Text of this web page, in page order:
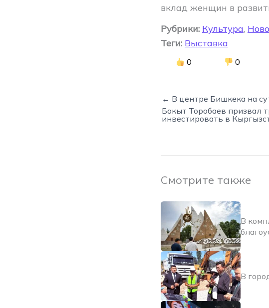
вклад женщин в
Рубрики: Культура,
Теги: Выставка
0 0
← В центре Бишкека на
Бакыт Торобаев призвал
инвестировать в
Смотрите также
В
В